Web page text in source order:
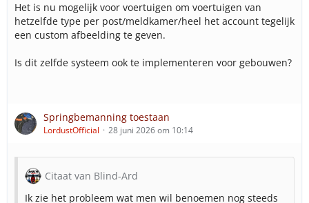
Het is nu mogelijk voor voertuigen om voertuigen van
hetzelfde type per post/meldkamer/heel het account tegelijk
een custom afbeelding te geven.
Is dit zelfde systeem ook te implementeren voor gebouwen?
Springbemanning toestaan
LordustOfficial 28 juni 2026 om 10:14
Citaat van Blind-Ard
Ik zie het probleem wat men wil benoemen nog steeds